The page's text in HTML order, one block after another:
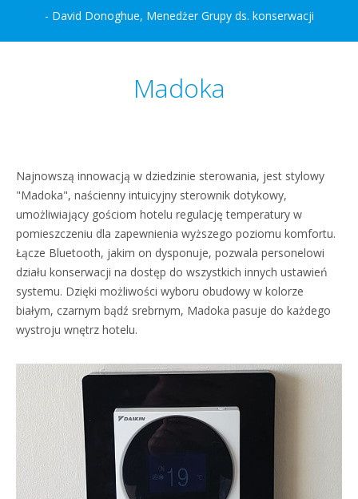
- David Donoghue, Menedżer Grupy ds. konserwacji
Madoka
Najnowszą innowacją w dziedzinie sterowania, jest stylowy
"Madoka", naścienny intuicyjny sterownik dotykowy,
umożliwiający gościom hotelu regulację temperatury w
pomieszczeniu dla zapewnienia wyższego poziomu komfortu.
Łącze Bluetooth, jakim on dysponuje, pozwala personelowi
działu konserwacji na dostęp do wszystkich innych ustawień
systemu. Dzięki możliwości wyboru obudowy w kolorze
białym, czarnym bądź srebrnym, Madoka pasuje do każdego
wystroju wnętrz hotelu.